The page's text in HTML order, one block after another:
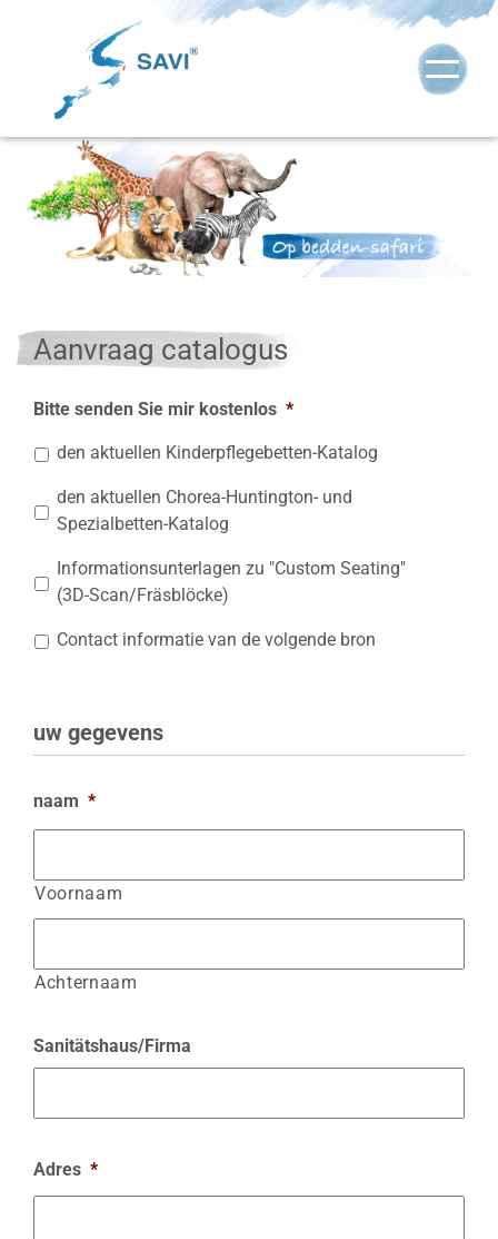
Aanvraag catalogus
Bitte senden Sie mir kostenlos *
den aktuellen Kinderpflegebetten-Katalog
den aktuellen Chorea-Huntington- und
Spezialbetten-Katalog
Informationsunterlagen zu "Custom Seating"
(3D-Scan/Fräsblöcke)
Contact informatie van de volgende bron
uw gegevens
naam *
Voornaam
Achternaam
Sanitätshaus/Firma
Adres *